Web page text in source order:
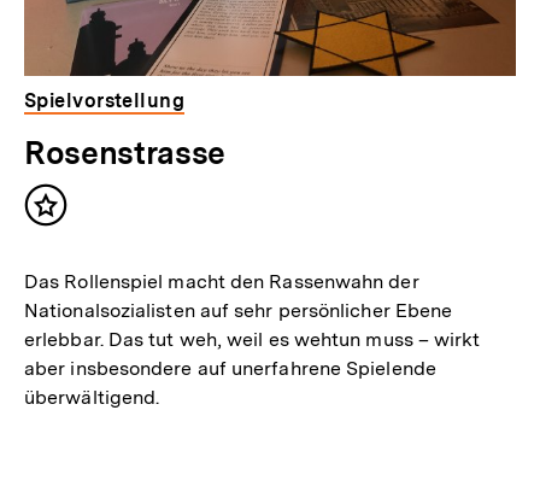
Spielvorstellung
Rosenstrasse
Inhalt
Das Rollenspiel macht den Rassenwahn der
Nationalsozialisten auf sehr persönlicher Ebene
erlebbar. Das tut weh, weil es wehtun muss – wirkt
aber insbesondere auf unerfahrene Spielende
überwältigend.